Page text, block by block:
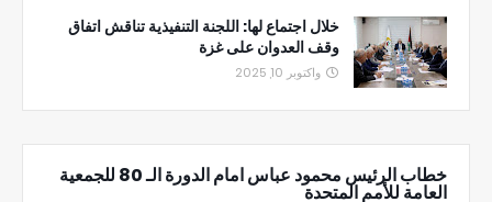
خلال اجتماع لها: اللجنة التنفيذية تناقش اتفاق
وقف العدوان على غزة
واكتوبر 10, 2025
خطاب الرئيس محمود عباس امام الدورة الـ 80 للجمعية
العامة للأمم المتحدة